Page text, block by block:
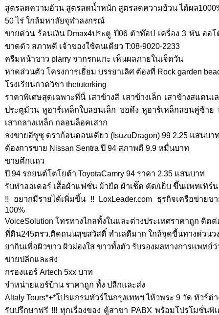
สูตรลดความอ้วน สูตรลดน้ำหนัก สูตรลดความอ้วน ได้ผล
50 ไร่ ใกล้มหาลัยจุฬาลงกรณ์
ขายด่วน ร้อนเงิน Dmax4ประตู ปี06 ตัวท๊อป เครื่อง 3 พัน ออโ
ขาดตัว สภาพดี เจ้าของใช้คนเดียว T:08-9020-2233
ครีมหน้าขาว plarry จากรกแกะ เห็นผลภายในเจ็ดวัน
หาดส่วนตัว โครงการเยี่ยม บรรยาเลิศ ต้องที่ Rock garden
โรงเรียนกวดวิชา thetutorking
ราคาพิเศษสุดเฉพาะที่นี่ เสาข้างสี เสาข้างเล็ก เสาข้างสแตนเ
ประตูม้วน หูอาร์เหล็กใบลอนเล็ก ขอดึง หูอาร์เหล็กลอนคู่ซ้า
เสากลางเหล็ก กลอนล็อคเสาก
ลงขายอีซูซุ ดราก้อนตอนเดียว (IsuzuDragon) 99 2.25 แสนบา
ต้องการขาย Nissan Sentra ปี 94 สภาพดี 9.9 หมื่นบาท
ขายตึกแถว
ปี 94 รถยนต์โตโยต้า ToyotaCamry 94 ราคา 2.35 แสนบาท
รับทำออเดอร์ เสื้อผ้าแฟชั่น ผ้ายืด ผ้าเชิ๊ต ตัด/เย็บ ขึ้นแพทเทิร์
!! อยากมีรายได้เพิ่มขึ้น !! LoxLeader.com ธุรกิจเครือข่ายข
100%
VoiceSolution โทรทางไกลทั้งในและต่างประเทศราคาถูก ติด
ที่ดิน245ตรว.ติดถนนสุขสวัสดิ์ ทำเลดีมาก ใกล้จุดขี้นทางด่วน
ยากินเพื่อผิวขาว ผิวผ่องใส ขาวทั้งตัว รับรองผลทางการแพทย์
ขายปลีกและส่ง
กรองแอร์ Artech 5xx บาท
จำหน่ายแอร์บ้าน ราคาถูก ทั้ง ปลีกและส่ง
Altaly Tours*+*โปรแกรมทัวร์ในกรุงเทพฯ ไห้วพระ 9 วัด ทัวร์
รับปรึกษาฟรี !!! ทุกเรื่องของ ตู้สาขา PABX พร้อมโปรโมชั่น